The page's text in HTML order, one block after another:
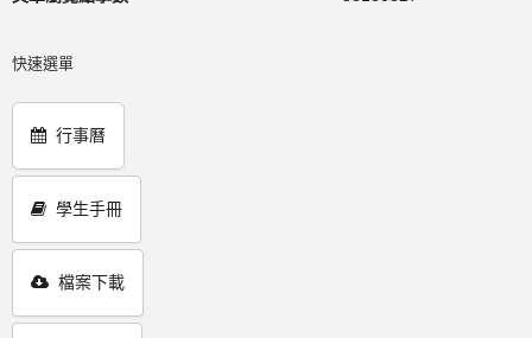
快速選單
行事曆
學生手冊
檔案下載